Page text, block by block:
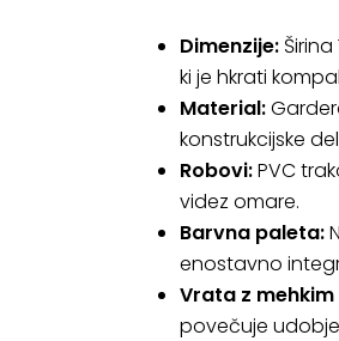
Dimenzije:
ki je hkrati
Material:
konstrukcijske
Robovi:PVC
videz omare.
Barvna paleta:
enostavno
Vrata z
povečuje